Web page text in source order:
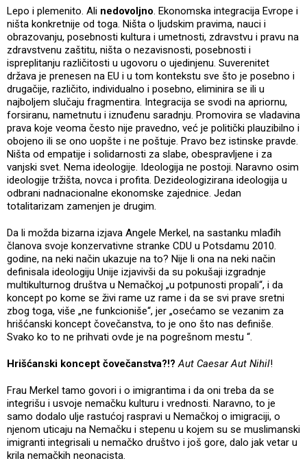
Lepo i plemenito. Ali nedovoljno. Ekonomska integracija Evrope i
ništa konkretnije od toga. Ništa o ljudskim pravima, nauci i
obrazovanju, posebnosti kultura i umetnosti, zdravstvu i pravu na
zdravstvenu zaštitu, ništa o nezavisnosti, posebnosti i
ispreplitanju različitosti u ugovoru o ujedinjenu. Suverenitet
država je prenesen na EU i u tom kontekstu sve što je posebno i
drugačije, različito, individualno i posebno, eliminira se ili u
najboljem slučaju fragmentira. Integracija se svodi na apriornu,
forsiranu, nametnutu i iznuđenu saradnju. Promovira se vladavina
prava koje veoma često nije pravedno, već je politički plauzibilno i
obojeno ili se ono uopšte i ne poštuje. Pravo bez istinske pravde.
Ništa od empatije i solidarnosti za slabe, obespravljene i za
vanjski svet. Nema ideologije. Ideologija ne postoji. Naravno osim
ideologije tržišta, novca i profita. Dezideologizirana ideologija u
odbrani nadnacionalne ekonomske zajednice. Jedan
totalitarizam zamenjen je drugim.
Da li možda bizarna izjava Angele Merkel, na sastanku mlađih
članova svoje konzervativne stranke CDU u Potsdamu 2010.
godine, na neki način ukazuje na to? Nije li ona na neki način
definisala ideologiju Unije izjavivši da su pokušaji izgradnje
multikulturnog društva u Nemačkoj „u potpunosti propali“, i da
koncept po kome se živi rame uz rame i da se svi prave sretni
zbog toga, više „ne funkcioniše“, jer „osećamo se vezanim za
hrišćanski koncept čovečanstva, to je ono što nas definiše.
Svako ko to ne prihvati ovde je na pogrešnom mestu “.
Hrišćanski koncept čovečanstva?!?Aut Caesar Aut Nihil!
Frau Merkel tamo govori i o imigrantima i da oni treba da se
integrišu i usvoje nemačku kulturu i vrednosti. Naravno, to je
samo dodalo ulje rastućoj raspravi u Nemačkoj o imigraciji, o
njenom uticaju na Nemačku i stepenu u kojem su se muslimanski
imigranti integrisali u nemačko društvo i još gore, dalo jak vetar u
krila nemačkih neonacista.